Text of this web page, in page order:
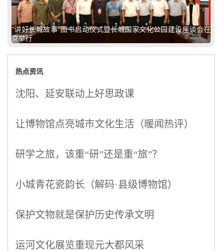
“讲好长城故事”图书启动仪式暨长城国家文化公园建设座谈会在
京举行
热点资讯
沈阳、延安联动上好思政课
让博物馆点亮城市文化生活（暖闻热评）
研学之旅，该重“研”还是重“旅”？
小城青花瓷韵长（解码·县级博物馆）
保护文物就是保护历史传承文明
运河文化展览重现元大都风采